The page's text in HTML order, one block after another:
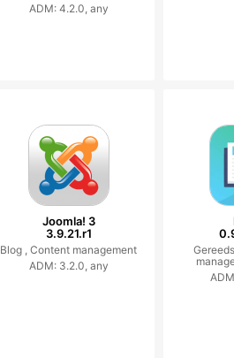
ADM: 4.2.0, any
Joomla! 3
3.9.21.r1
Blog ,Content management
ADM: 3.2.0, any